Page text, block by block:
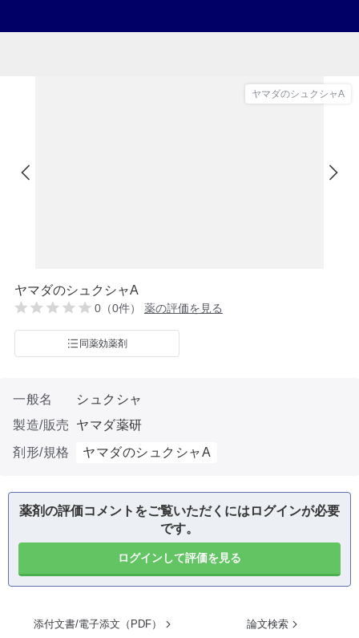
ヤマダのシュクシャA
ヤマダのシュクシャA
0（0件） 薬の評価を見る
同薬効薬剤
一般名
シュクシャ
製造/販売
ヤマダ薬研
剤形/規格
ヤマダのシュクシャA
薬剤の評価コメントをご覧いただくにはログインが必要
です。
ログインして評価を見る
添付文書/電子添文（PDF） 論文検索